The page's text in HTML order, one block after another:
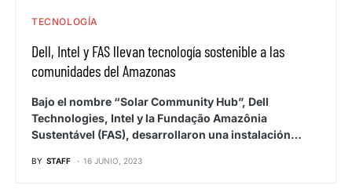
TECNOLOGÍA
Dell, Intel y FAS llevan tecnología sostenible a las
comunidades del Amazonas
Bajo el nombre “Solar Community Hub”, Dell
Technologies, Intel y la Fundação Amazônia
Sustentável (FAS), desarrollaron una instalación…
BY STAFF 16 JUNIO, 2023